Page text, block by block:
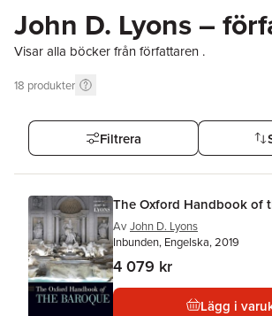
John D. Lyons –
Visar alla böcker från författaren .
18 produkter
Filtrera
The Oxford Handbook of
Av John D. Lyons
Inbunden, Engelska, 2019
4 079 kr
Lägg i